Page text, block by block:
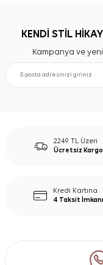
KENDİ STİL
Kampanya ve
2249 TL Üzeri
Ücretsiz Kargo
Kredi Kartına
4 Taksit İmkanı